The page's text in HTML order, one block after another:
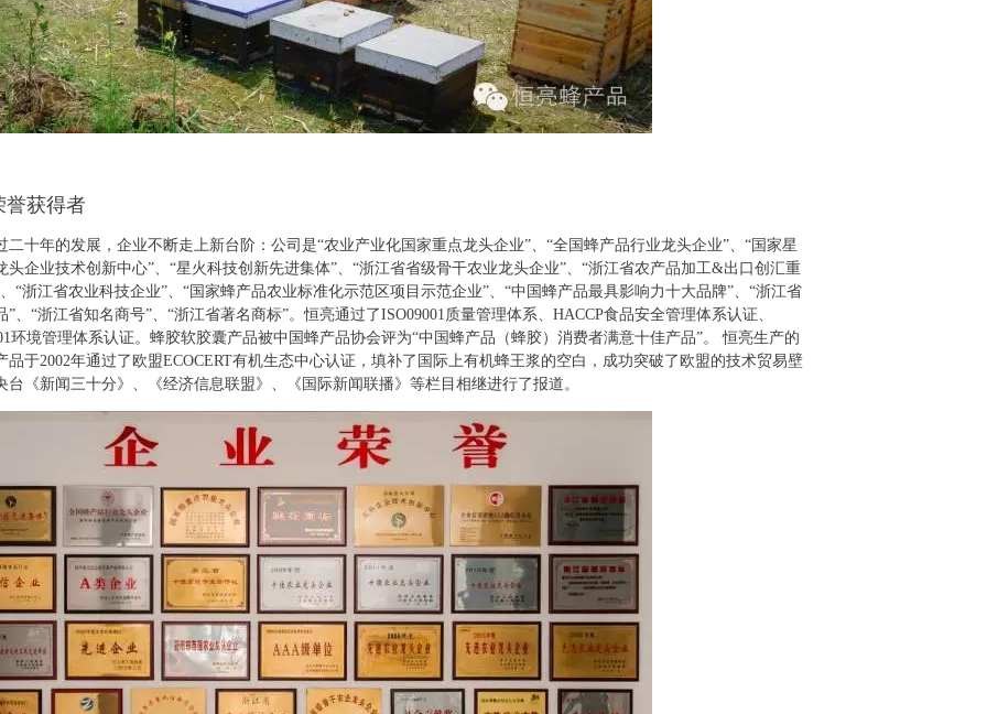
誉获得者
二十年的发展，企业不断走上新台阶：公司是“农业产业化国家重点龙头企业”、“全国蜂产品行业龙头企业”、“国家星
头企业技术创新中心”、“星火科技创新先进集体”、“浙江省省级骨干农业龙头企业”、“浙江省农产品加工&出口创汇重
“浙江省农业科技企业”、“国家蜂产品农业标准化示范区项目示范企业”、“中国蜂产品最具影响力十大品牌”、“浙江省
”、“浙江省知名商号”、“浙江省著名商标”。恒亮通过了ISO09001质量管理体系、HACCP食品安全管理体系认证、
环境管理体系认证。蜂胶软胶囊产品被中国蜂产品协会评为“中国蜂产品（蜂胶）消费者满意十佳产品”。 恒亮生产的
品于2002年通过了欧盟ECOCERT有机生态中心认证，填补了国际上有机蜂王浆的空白，成功突破了欧盟的技术贸易壁
台《新闻三十分》、《经济信息联盟》、《国际新闻联播》等栏目相继进行了报道。